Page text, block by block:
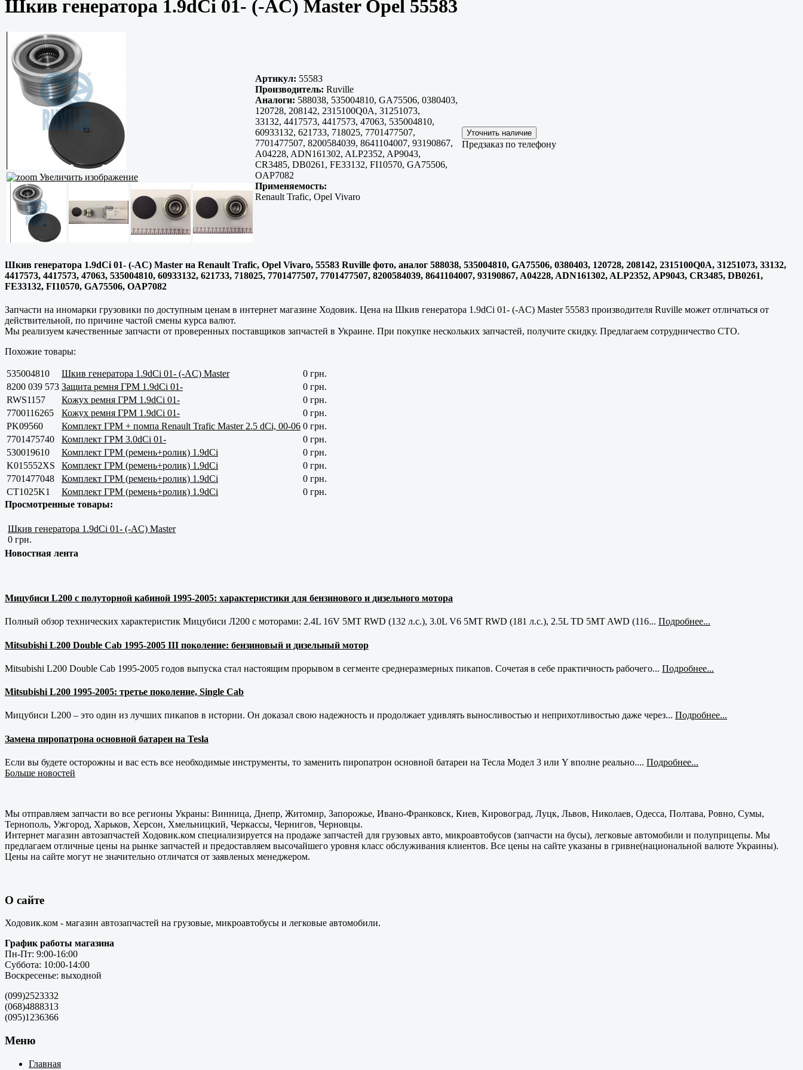
Шкив генератора 1.9dCi 01- (-AC) Master Opel 55583
Увеличить изображение
Артикул: 55583
Производитель: Ruville
Аналоги: 588038, 535004810, GA75506, 0380403,
120728, 208142, 2315100Q0A, 31251073,
33132, 4417573, 4417573, 47063, 535004810,
60933132, 621733, 718025, 7701477507,
7701477507, 8200584039, 8641104007, 93190867,
A04228, ADN161302, ALP2352, AP9043,
CR3485, DB0261, FE33132, FI10570, GA75506,
OAP7082
Применяемость:
Renault Trafic, Opel Vivaro
Предзаказ по телефону
Шкив генератора 1.9dCi 01- (-AC) Master на Renault Trafic, Opel Vivaro, 55583 Ruville фото, аналог 588038, 535004810, GA75506, 0380403, 120728, 208142, 2315100Q0A, 31251073, 33132,
4417573, 4417573, 47063, 535004810, 60933132, 621733, 718025, 7701477507, 7701477507, 8200584039, 8641104007, 93190867, A04228, ADN161302, ALP2352, AP9043, CR3485, DB0261,
FE33132, FI10570, GA75506, OAP7082
Запчасти на иномарки грузовики по доступным ценам в интернет магазине Ходовик. Цена на Шкив генератора 1.9dCi 01- (-AC) Master 55583 производителя Ruville может отличаться от
действительной, по причине частой смены курса валют.
Мы реализуем качественные запчасти от проверенных поставщиков запчастей в Украине. При покупке нескольких запчастей, получите скидку. Предлагаем сотрудничество СТО.
Похожие товары:
535004810 Шкив генератора 1.9dCi 01- (-AC) Master
0 грн.
8200 039 573 Защита ремня ГРМ 1.9dCi 01-
0 грн.
RWS1157
Кожух ремня ГРМ 1.9dCi 01-
0 грн.
7700116265
Кожух ремня ГРМ 1.9dCi 01-
0 грн.
PK09560
Комплект ГРМ + помпа Renault Trafic Master 2.5 dCi, 00-06 0 грн.
7701475740
Комплект ГРМ 3.0dCi 01-
0 грн.
530019610
Комплект ГРМ (ремень+ролик) 1.9dCi
0 грн.
K015552XS
Комплект ГРМ (ремень+ролик) 1.9dCi
0 грн.
7701477048
Комплект ГРМ (ремень+ролик) 1.9dCi
0 грн.
CT1025K1
Комплект ГРМ (ремень+ролик) 1.9dCi
0 грн.
Просмотренные товары:
Шкив генератора 1.9dCi 01- (-AC) Master
0 грн.
Новостная лента
Мицубиси L200 с полуторной кабиной 1995-2005: характеристики для бензинового и дизельного мотора
Полный обзор технических характеристик Мицубиси Л200 с моторами: 2.4L 16V 5MT RWD (132 л.с.), 3.0L V6 5MT RWD (181 л.с.), 2.5L TD 5MT AWD (116... Подробнее...
Mitsubishi L200 Double Cab 1995-2005 III поколение: бензиновый и дизельный мотор
Mitsubishi L200 Double Cab 1995-2005 годов выпуска стал настоящим прорывом в сегменте среднеразмерных пикапов. Сочетая в себе практичность рабочего... Подробнее...
Mitsubishi L200 1995-2005: третье поколение, Single Cab
Мицубиси L200 – это один из лучших пикапов в истории. Он доказал свою надежность и продолжает удивлять выносливостью и неприхотливостью даже через... Подробнее...
Замена пиропатрона основной батареи на Tesla
Если вы будете осторожны и вас есть все необходимые инструменты, то заменить пиропатрон основной батареи на Тесла Модел 3 или Y вполне реально.... Подробнее...
Больше новостей
Мы отправляем запчасти во все регионы Украны: Винница, Днепр, Житомир, Запорожье, Ивано-Франковск, Киев, Кировоград, Луцк, Львов, Николаев, Одесса, Полтава, Ровно, Сумы,
Тернополь, Ужгород, Харьков, Херсон, Хмельницкий, Черкассы, Чернигов, Черновцы.
Интернет магазин автозапчастей Ходовик.ком специализируется на продаже запчастей для грузовых авто, микроавтобусов (запчасти на бусы), легковые автомобили и полуприцепы. Мы
предлагаем отличные цены на рынке запчастей и предоставляем высочайшего уровня класс обслуживания клиентов. Все цены на сайте указаны в гривне(национальной валюте Украины).
Цены на сайте могут не значительно отличатся от заявленых менеджером.
О сайте
Ходовик.ком - магазин автозапчастей на грузовые, микроавтобусы и легковые автомобили.
График работы магазина
Пн-Пт: 9:00-16:00
Суббота: 10:00-14:00
Воскресенье: выходной
(099)2523332
(068)4888313
(095)1236366
Меню
Главная